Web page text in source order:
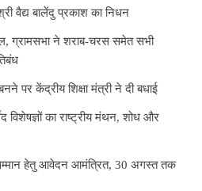
वैद्य बालेंदु प्रकाश का निधन
ग्रामसभा ने शराब-चरस समेत सभी
पर केंद्रीय शिक्षा मंत्री ने दी बधाई
का राष्ट्रीय मंथन, शोध और
हेतु आवेदन आमंत्रित, 30 अगस्त तक